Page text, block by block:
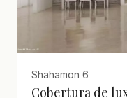
Shahamon 6
Cobertura de